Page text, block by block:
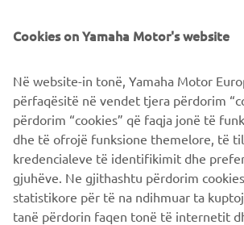
B2B
PIÙ YAMAHA
SUPPORTO
Cookies on Yamaha Motor's website
Në website-in tonë, Yamaha Motor
përfaqësitë në vendet tjera përdorim
përdorim “cookies” që faqja jonë të
dhe të ofrojë funksione themelore, të
kredencialeve të identifikimit dhe
gjuhëve. Ne gjithashtu përdorim
statistikore për të na ndihmuar ta
tanë përdorin faqen tonë të internetit